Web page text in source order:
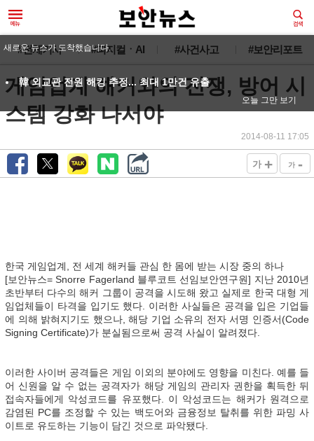
#전체기사 #피지컬ㆍAI #사건사고 #보안리포트
게임업계 해커와의 전쟁, 방어 시
스템 강화 나서야
2014-08-11 17:05
가 + 가 -
한국 게임업계, 전 세계 해커들 관심 한 몸에 받는 시장 중의 하나
[보안뉴스= Snorre Fagerland 블루코트 선임보안연구원] 지난 2010년
초반부터 다수의 해커 그룹이 공격을 시도해 왔고 실제로 한국 대형 게
임업체들이 타격을 입기도 했다. 이러한 사실들은 공격을 입은 기업들
에 의해 밝혀지기도 했으나, 해당 기업 소유의 전자 서명 인증서(Code
Signing Certificate)가 분실됨으로써 공격 사실이 알려졌다.
이러한 사이버 공격들은 게임 이외의 분야에도 영향을 미친다. 예를 들
어 신원을 알 수 없는 공격자가 해당 게임의 관리자 권한을 획득한 뒤
접속자들에게 악성코드를 유포했다. 이 악성코드는 해커가 원격으로
감염된 PC를 조정할 수 있는 백도어와 금융정보 탈취를 위한 파밍 사
이트로 유도하는 기능이 담긴 것으로 파악됐다.
새로운 뉴스가 도착했습니다.
韓 외교관 전원 해킹 추정... 최대 1만건 유출
오늘 그만 보기